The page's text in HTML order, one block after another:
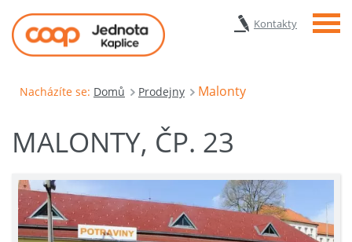
Kontakty Menu
Nacházíte se: Domů Prodejny Malonty
MALONTY, ČP. 23